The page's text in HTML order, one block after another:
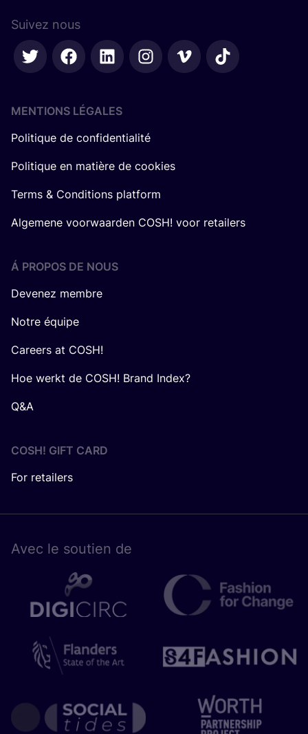
Suivez nous
MENTIONS LÉGALES
Politique de confidentialité
Politique en matière de cookies
Terms & Conditions platform
Algemene voorwaarden COSH! voor retailers
Á PROPOS DE NOUS
Devenez membre
Notre équipe
Careers at COSH!
Hoe werkt de COSH! Brand Index?
Q&A
COSH! GIFT CARD
For retailers
Avec le sou­tien de